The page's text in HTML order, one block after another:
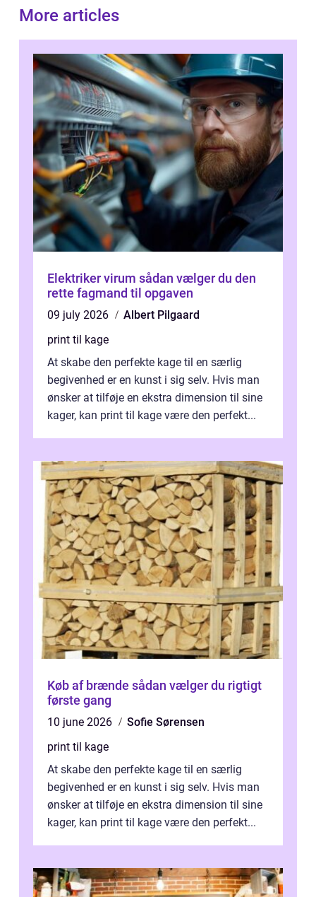
More articles
Elektriker virum sådan vælger du den
rette fagmand til opgaven
09 july 2026
Albert Pilgaard
print til kage
At skabe den perfekte kage til en særlig
begivenhed er en kunst i sig selv. Hvis man
ønsker at tilføje en ekstra dimension til sine
kager, kan print til kage være den perfekt...
Køb af brænde sådan vælger du rigtigt
første gang
10 june 2026
Sofie Sørensen
print til kage
At skabe den perfekte kage til en særlig
begivenhed er en kunst i sig selv. Hvis man
ønsker at tilføje en ekstra dimension til sine
kager, kan print til kage være den perfekt...